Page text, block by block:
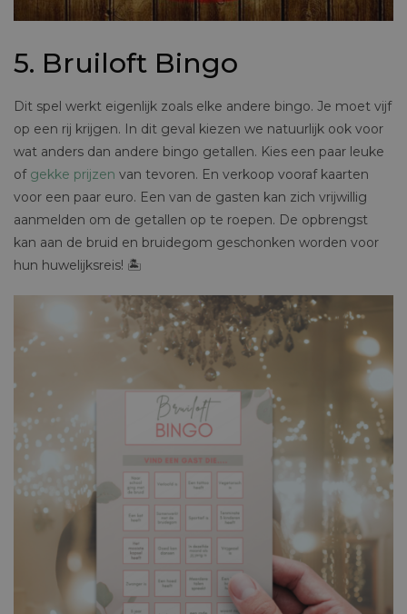
5. Bruiloft Bingo
Dit spel werkt eigenlijk zoals elke andere bingo. Je moet vijf
op een rij krijgen. In dit geval kiezen we natuurlijk ook voor
wat anders dan andere bingo getallen. Kies een paar leuke
of gekke prijzen van tevoren. En verkoop vooraf kaarten
voor een paar euro. Een van de gasten kan zich vrijwillig
aanmelden om de getallen op te roepen. De opbrengst
kan aan de bruid en bruidegom geschonken worden voor
hun huwelijksreis! 🏝️